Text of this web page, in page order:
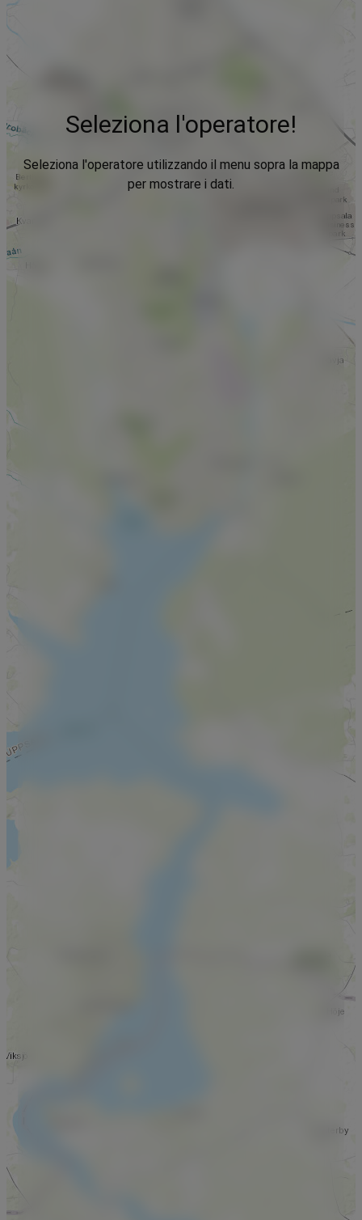
Seleziona l'operatore!
Seleziona l'operatore utilizzando il menu sopra la mappa
per mostrare i dati.